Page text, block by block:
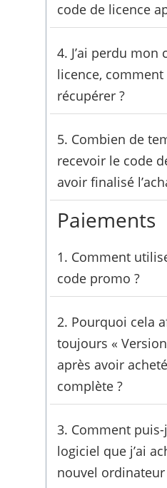
logicielsans
nos méthodes
recommandées.
code de licence
Trouvez des
de licence n’est pas
l’achat– corrections
incluses.
4. J’ai perdu mon
licence,
récupérer ?
Récupérez
de licence perduvia
mail licenciée, la
paiement ou les
5. Combien de
recevoir le code
avoir finalisé
Sachez exactement
votre code de
effectué le paiement.
Paiements
1. Comment
code promo ?
Si vous avez reçu
la part de
savez pas comment
article peut vous
problème.
Voici les étapes
Étape 1.
2. Pourquoi cela
toujours « Version
après avoir
complète ?
Si vous avez payé
après l’installation,
indiqué « Essai ».
3. Comment
logiciel que j’ai
nouvel ordinateur